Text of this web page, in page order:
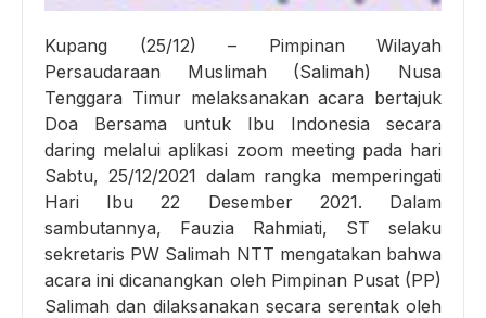
Kupang (25/12) – Pimpinan Wilayah
Persaudaraan Muslimah (Salimah) Nusa
Tenggara Timur melaksanakan acara bertajuk
Doa Bersama untuk Ibu Indonesia secara
daring melalui aplikasi zoom meeting pada hari
Sabtu, 25/12/2021 dalam rangka memperingati
Hari Ibu 22 Desember 2021. Dalam
sambutannya, Fauzia Rahmiati, ST selaku
sekretaris PW Salimah NTT mengatakan bahwa
acara ini dicanangkan oleh Pimpinan Pusat (PP)
Salimah dan dilaksanakan secara serentak oleh